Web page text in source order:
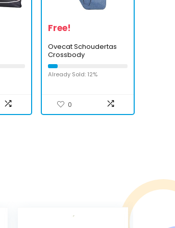
Free!
Ovecat Schoudertas
Crossbody
Schouderborstrugzak
Anti-diefstal sjerp
tassen voor mannen,
Already Sold: 12%
0